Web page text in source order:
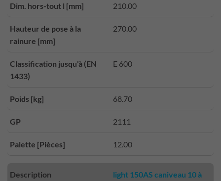
Dim. hors-tout l [mm] 210.00
Hauteur de pose à la
rainure [mm]
270.00
Classification jusqu'à (EN
1433)
E 600
Poids [kg] 68.70
GP 2111
Palette [Pièces] 12.00
Description
light 150AS caniveau 10 à